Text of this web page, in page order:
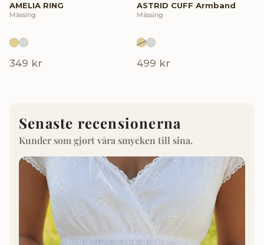
AMELIA RING
Mässing
349 kr
ASTRID CUFF Armband
Mässing
499 kr
Senaste recensionerna
Kunder som gjort våra smycken till sina.